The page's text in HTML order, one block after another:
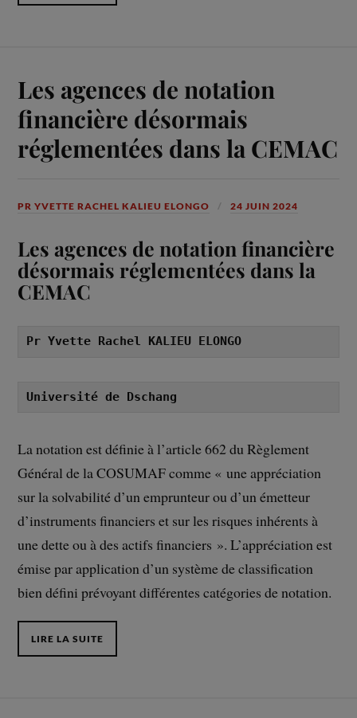
Les agences de notation
financière désormais
réglementées dans la CEMAC
PR YVETTE RACHEL KALIEU ELONGO 24 JUIN 2024
Les agences de notation financière
désormais réglementées dans la
CEMAC
Pr Yvette Rachel KALIEU ELONGO
Université de Dschang
La notation est définie à l’article 662 du Règlement
Général de la COSUMAF comme « une appréciation
sur la solvabilité d’un emprunteur ou d’un émetteur
d’instruments financiers et sur les risques inhérents à
une dette ou à des actifs financiers ». L’appréciation est
émise par application d’un système de classification
bien défini prévoyant différentes catégories de notation.
LIRE LA SUITE